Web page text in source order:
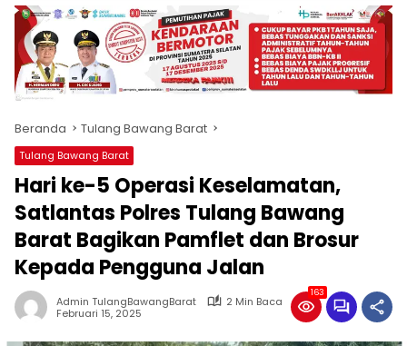
produk
antara
lain
mampu
menjadi
komunikasi
usaha
(beriklan),
fokus
pada
nasional
maupun
international,
bernuansa
lokal
dan
Beranda Tulang Bawang Barat
Tulang Bawang Barat
Hari ke-5 Operasi Keselamatan,
Satlantas Polres Tulang Bawang
Barat Bagikan Pamflet dan Brosur
Kepada Pengguna Jalan
Admin TulangBawangBarat
2 Min Baca
Februari 15, 2025
163